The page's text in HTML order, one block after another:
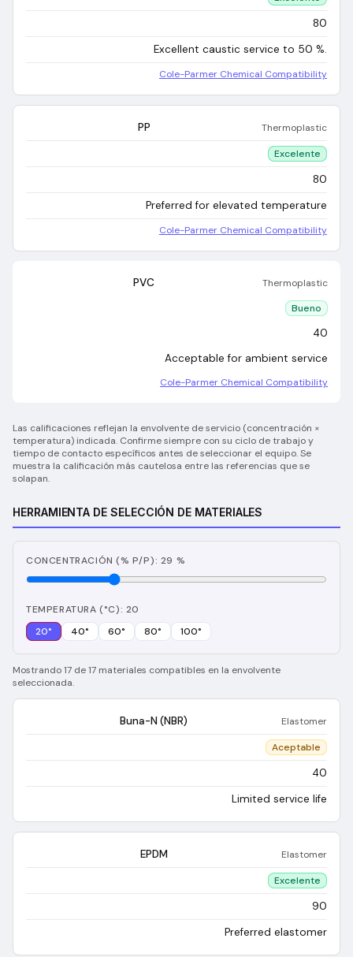
80
Excellent caustic service to 50 %.
Cole-Parmer Chemical Compatibility
PP Thermoplastic
Excelente
80
Preferred for elevated temperature
Cole-Parmer Chemical Compatibility
PVC
Thermoplastic
Bueno
40
Acceptable for ambient service
Cole-Parmer Chemical Compatibility
Las calificaciones reflejan la envolvente de servicio (concentración ×
temperatura) indicada. Confirme siempre con su ciclo de trabajo y
tiempo de contacto específicos antes de seleccionar el equipo. Se
muestra la calificación más cautelosa entre las referencias que se
solapan.
HERRAMIENTA DE SELECCIÓN DE MATERIALES
CONCENTRACIÓN (% P/P): 29 %
TEMPERATURA (°C): 20
20° 40° 60° 80° 100°
Mostrando 17 de 17 materiales compatibles en la envolvente
seleccionada.
Buna-N (NBR) Elastomer
Aceptable
40
Limited service life
EPDM Elastomer
Excelente
90
Preferred elastomer